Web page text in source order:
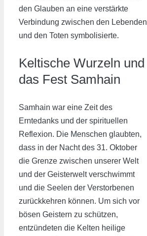
den Glauben an eine verstärkte
Verbindung zwischen den Lebenden
und den Toten symbolisierte.
Keltische Wurzeln und
das Fest Samhain
Samhain war eine Zeit des
Erntedanks und der spirituellen
Reflexion. Die Menschen glaubten,
dass in der Nacht des 31. Oktober
die Grenze zwischen unserer Welt
und der Geisterwelt verschwimmt
und die Seelen der Verstorbenen
zurückkehren können. Um sich vor
bösen Geistern zu schützen,
entzündeten die Kelten heilige